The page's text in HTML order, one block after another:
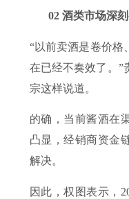
02 酒类市场深
“以前卖酒是卷价格
在已经不奏效了。”
宗这样说道。
的确，当前酱酒在
凸显，经销商资金
解决。
因此，权图表示，